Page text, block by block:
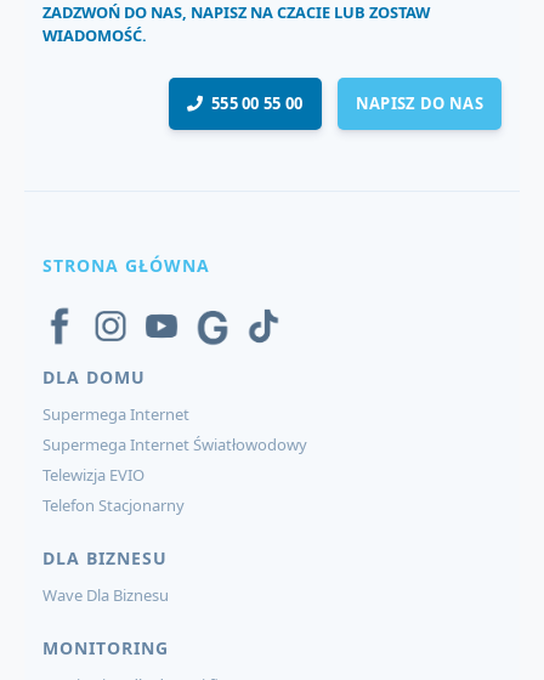
ZADZWOŃ DO NAS, NAPISZ NA CZACIE LUB ZOSTAW
WIADOMOŚĆ.
555 00 55 00 NAPISZ DO NAS
STRONA GŁÓWNA
DLA DOMU
Supermega Internet
Supermega Internet Światłowodowy
Telewizja EVIO
Telefon Stacjonarny
DLA BIZNESU
Wave Dla Biznesu
MONITORING